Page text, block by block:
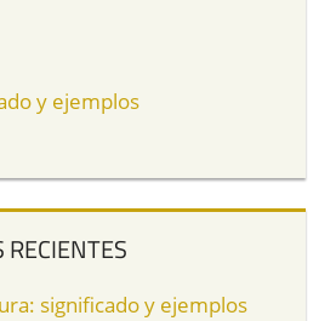
y ejemplos
significado y ejemplos